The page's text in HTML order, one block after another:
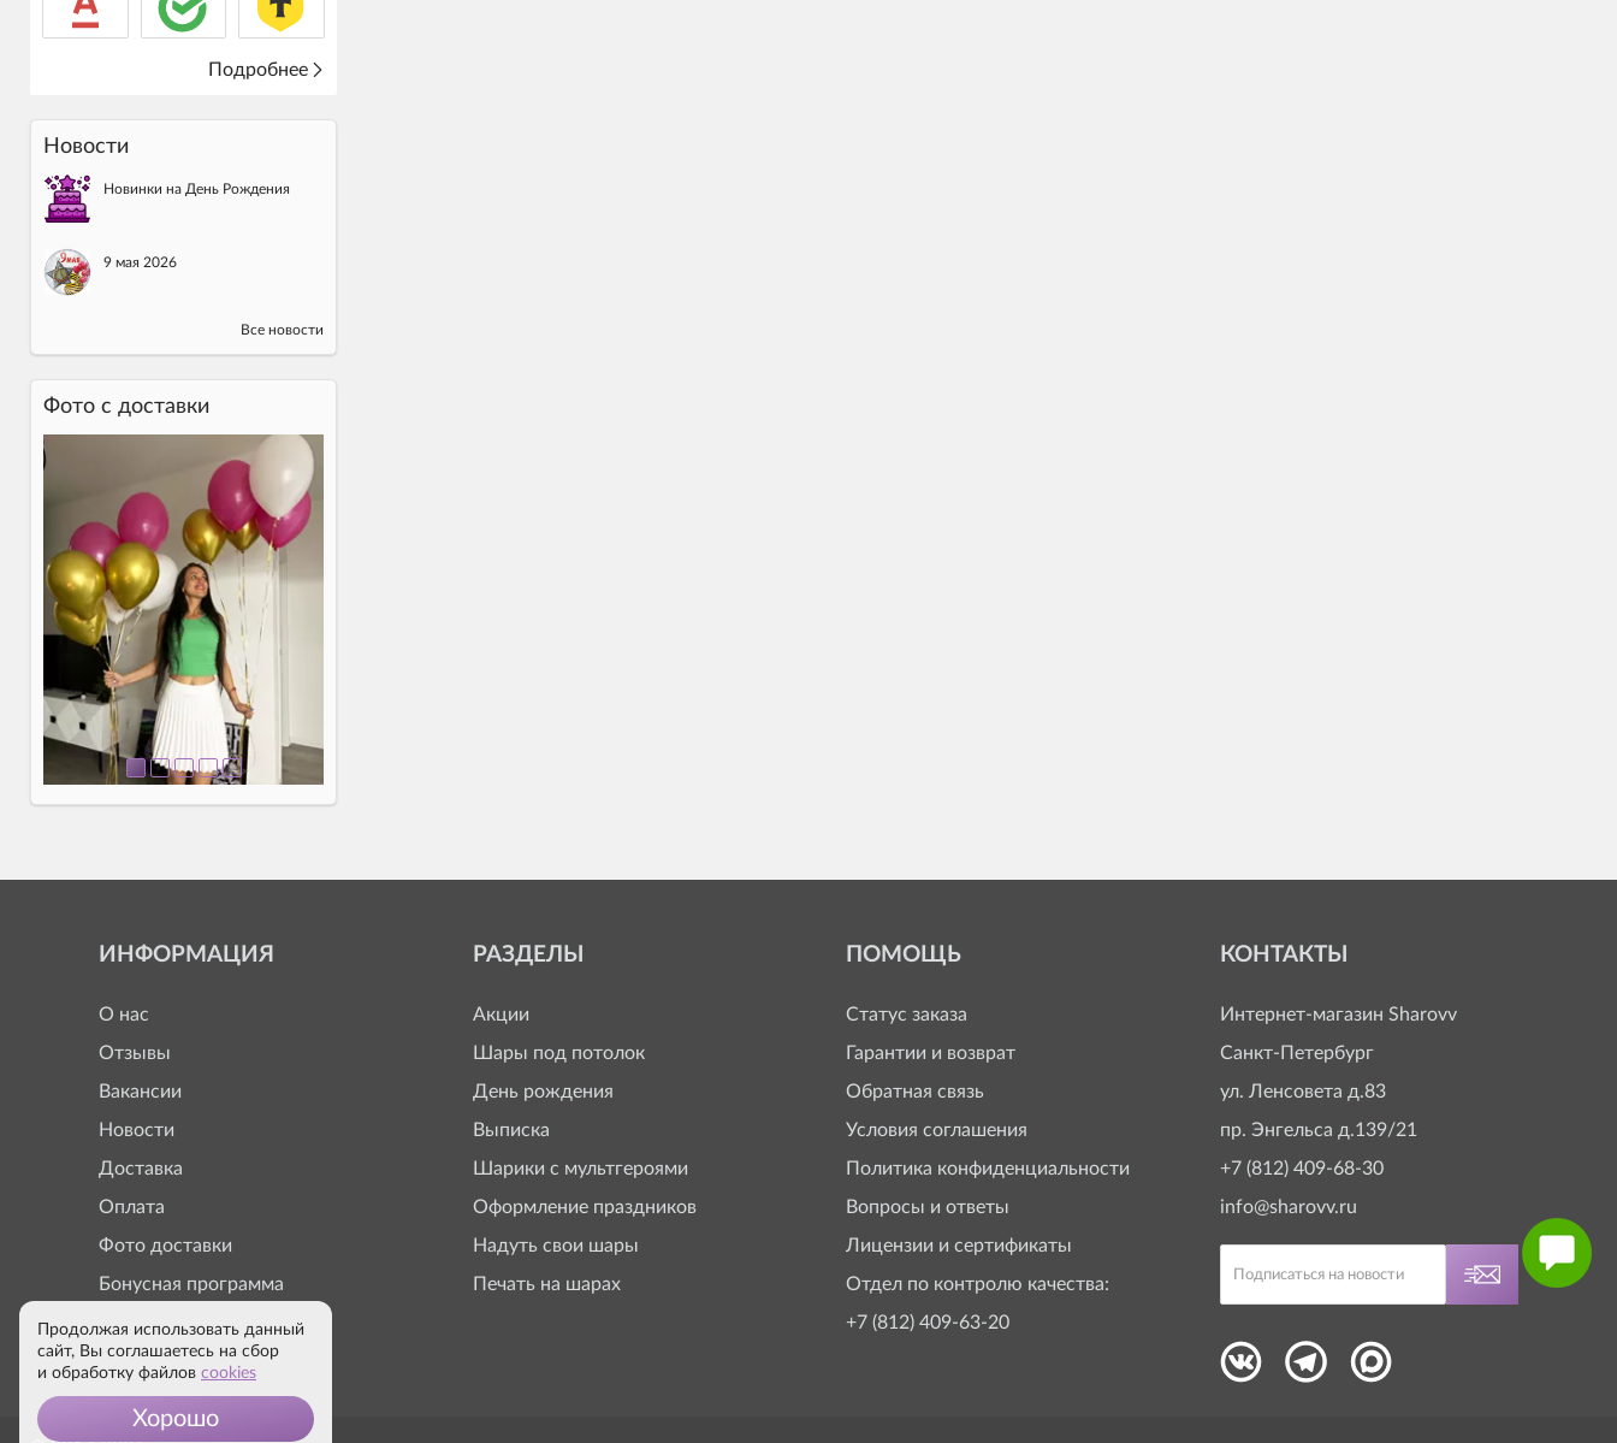
Подробнее
Новости
Новинки на День Рождения
9 мая 2026
Все новости
Фото c доставки
ИНФОРМАЦИЯ
О нас
Отзывы
Вакансии
Новости
Доставка
Оплата
Фото доставки
Бонусная программа
РАЗДЕЛЫ
Акции
Шары под потолок
День рождения
Выписка
Шарики с мультгероями
Оформление праздников
Надуть свои шары
Печать на шарах
ПОМОЩЬ
Статус заказа
Гарантии и возврат
Обратная связь
Условия соглашения
Политика конфиденциальности
Вопросы и ответы
Лицензии и сертификаты
Отдел по контролю качества:
+7 (812) 409-63-20
КОНТАКТЫ
Интернет-магазин Sharovv
Санкт-Петербург
ул. Ленсовета д.83
пр. Энгельса д.139/21
+7 (812) 409-68-30
info@sharovv.ru
Продолжая использовать данный
сайт, Вы соглашаетесь на сбор
и обработку файлов cookies
Хорошо